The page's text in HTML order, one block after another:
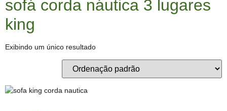
sofá corda náutica 3 lugares
king
Exibindo um único resultado